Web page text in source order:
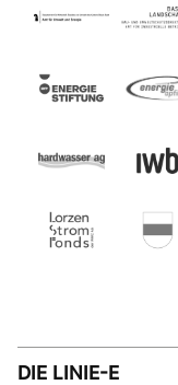
DIE LINIE-E